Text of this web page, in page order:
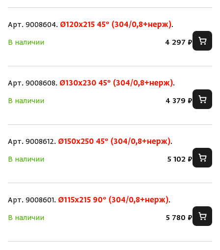
Арт. 9008604. Ø120х215 45° (304/0,8+нерж).
В наличии
4 297 ₽
Арт. 9008608. Ø130х230 45° (304/0,8+нерж).
В наличии
4 379 ₽
Арт. 9008612. Ø150х250 45° (304/0,8+нерж).
В наличии
5 102 ₽
Арт. 9008601. Ø115х215 90° (304/0,8+нерж).
В наличии
5 780 ₽